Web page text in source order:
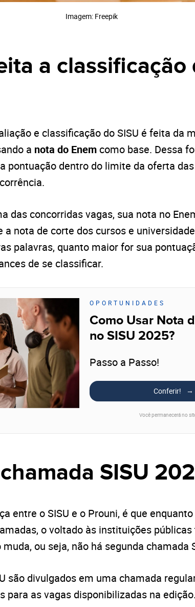
Imagem: Freepik
a classificação
e classificação do SISU é feita da
a nota do Enem como base. Dessa
pontuação dentro do limite da oferta
das concorridas vagas, sua nota no
a nota de corte dos cursos e
palavras, quanto maior for sua
de se classificar.
OPORTUNIDADES
Como Usar Nota
no SISU 2025?
Passo a Passo!
Conferir!
Você permanecerá no
SISU
entre o SISU e o Prouni, é que
o voltado às instituições públicas
ou seja, não há segunda chamada
são divulgados em uma chamada
para as vagas disponibilizadas na